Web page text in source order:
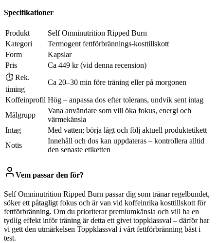
Specifikationer
Produkt
Self Omninutrition Ripped Burn
Kategori
Termogent fettförbrännings-kosttillskott
Form
Kapslar
Pris
Ca 449 kr (vid denna recension)
⏱ Rek.
timing
Ca 20–30 min före träning eller på morgonen
Koffeinprofil Hög – anpassa dos efter tolerans, undvik sent intag
Målgrupp
Vana användare som vill öka fokus, energi och
värmekänsla
Intag
Med vatten; börja lågt och följ aktuell produktetikett
Notis
Innehåll och dos kan uppdateras – kontrollera alltid
den senaste etiketten
Vem passar den för?
Self Omninutrition Ripped Burn passar dig som tränar regelbundet,
söker ett påtagligt fokus och är van vid koffeinrika kosttillskott för
fettförbränning. Om du prioriterar premiumkänsla och vill ha en
tydlig effekt inför träning är detta ett givet toppklassval – därför har
vi gett den utmärkelsen Toppklassval i vårt fettförbränning bäst i
test.